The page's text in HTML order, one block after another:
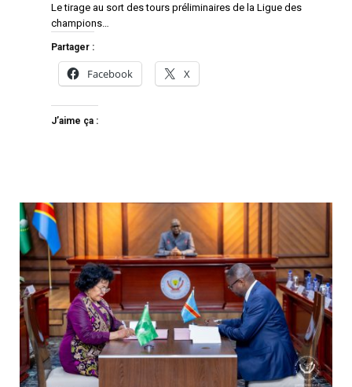
Le tirage au sort des tours préliminaires de la Ligue des
champions…
Partager :
Facebook X
J’aime ça :